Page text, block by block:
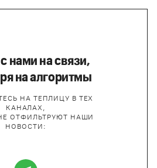
нами на связи,
на алгоритмы
НА ТЕПЛИЦУ В ТЕХ
КАНАЛАХ,
ОТФИЛЬТРУЮТ НАШИ
НОВОСТИ: